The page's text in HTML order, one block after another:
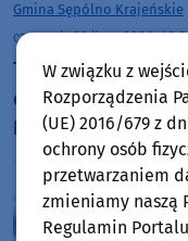
Gmina Sępólno Krajeńskie
czwartek, 30 lipca 2026,
Trwają prace
do Punktu
Komunalnych w
W związku z
Rozporządzenia
(UE) 2016/679 z
ochrony osób
przetwarzaniem
zmieniamy naszą
Regulamin